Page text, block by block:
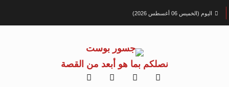
اليوم (الخميس 06 أغسطس 2026)
نصلكم بما هو أبعد من القصة